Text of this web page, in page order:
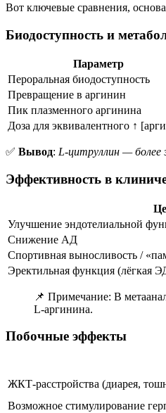
Вот ключевые сравнения,
Биодоступность и
Параметр
Пероральная биодоступность
Превращение в аргинин
Пик плазменного аргинина
Доза для эквивалентного ↑
✅ Вывод: L-цитруллин — более
Эффективность в
Улучшение эндотелиальной
Снижение АД
Спортивная выносливость /
Эректильная функция (лёгкая
📌 Примечание: В
L-аргинина.
Побочные эффекты
ЖКТ-расстройства (диарея,
Возможное стимулирование